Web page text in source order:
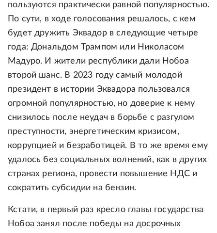
пользуются практически равной популярностью.
По сути, в ходе голосования решалось, с кем
будет дружить Эквадор в следующие четыре
года: Дональдом Трампом или Николасом
Мадуро. И жители республики дали Нобоа
второй шанс. В 2023 году самый молодой
президент в истории Эквадора пользовался
огромной популярностью, но доверие к нему
снизилось после неудач в борьбе с разгулом
преступности, энергетическим кризисом,
коррупцией и безработицей. В то же время ему
удалось без социальных волнений, как в других
странах региона, провести повышение НДС и
сократить субсидии на бензин.
Кстати, в первый раз кресло главы государства
Нобоа занял после победы на досрочных